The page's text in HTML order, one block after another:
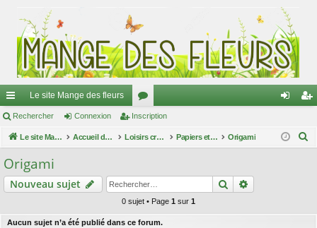
ac
co
ur
ci
Le site Mange des fleurs
or
u
s
ne cri
Rechercher Connexion Inscription
Le site Mange des fleurs Accueil du forum Loisirs créatifs Papiers et cartons Origami
r
Origami
Nouveau sujet Rechercher
0 sujet • Page 1 sur 1
Aucun sujet n’a été publié dans ce forum.